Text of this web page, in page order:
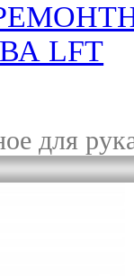
LFT
для